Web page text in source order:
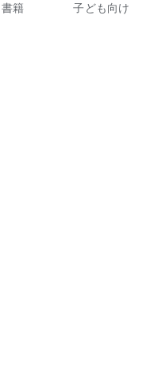
書籍 子ども向け